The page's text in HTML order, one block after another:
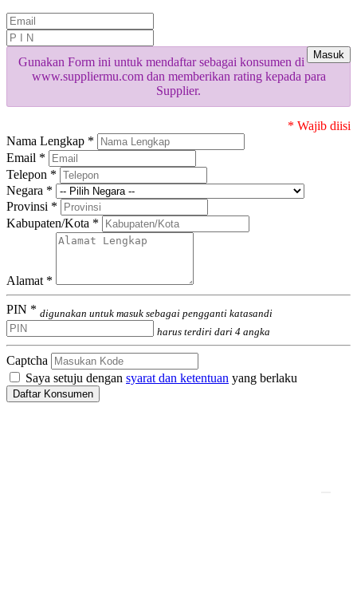
Masuk
Gunakan Form ini untuk mendaftar sebagai konsumen di
www.suppliermu.com dan memberikan rating kepada para
Supplier.
* Wajib diisi
Nama Lengkap *
Email *
Telepon *
Negara *
Provinsi *
Kabupaten/Kota *
Alamat *
PIN * digunakan untuk masuk sebagai pengganti katasandi
harus terdiri dari 4 angka
Captcha
Saya setuju dengan syarat dan ketentuan yang berlaku
Daftar Konsumen